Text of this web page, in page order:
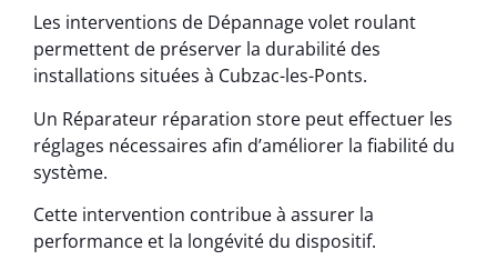
Les interventions de Dépannage volet roulant
permettent de préserver la durabilité des
installations situées à Cubzac-les-Ponts.
Un Réparateur réparation store peut effectuer les
réglages nécessaires afin d’améliorer la fiabilité du
système.
Cette intervention contribue à assurer la
performance et la longévité du dispositif.